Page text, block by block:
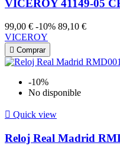
VICEROY 41149-05
99,00 € -10% 89,10 €
VICEROY
 Comprar
-10%
No disponible
 Quick view
Reloj Real Madrid